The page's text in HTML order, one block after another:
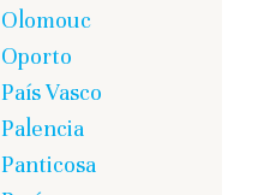
Olomouc
Oporto
País Vasco
Palencia
Panticosa